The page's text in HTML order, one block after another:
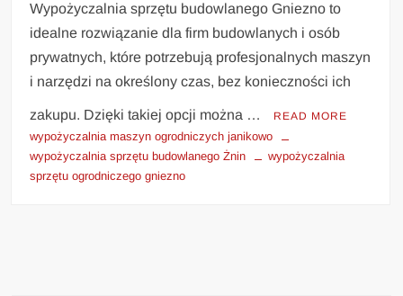
Wypożyczalnia sprzętu budowlanego Gniezno to
idealne rozwiązanie dla firm budowlanych i osób
prywatnych, które potrzebują profesjonalnych maszyn
i narzędzi na określony czas, bez konieczności ich
zakupu. Dzięki takiej opcji można … READ MORE
wypożyczalnia maszyn ogrodniczych janikowo
wypożyczalnia sprzętu budowlanego Żnin
wypożyczalnia
sprzętu ogrodniczego gniezno